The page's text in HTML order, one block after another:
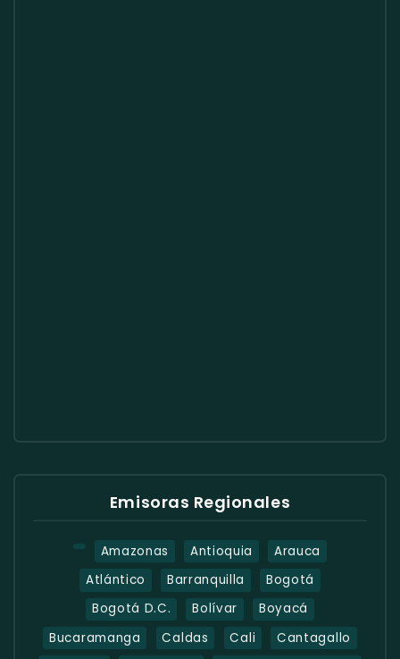
Emisoras Regionales
Amazonas Antioquia
Arauca
Atlántico
Barranquilla
Bogotá
Bogotá D.C.
Bolívar
Boyacá
Bucaramanga
Caldas Cali
Cantagallo